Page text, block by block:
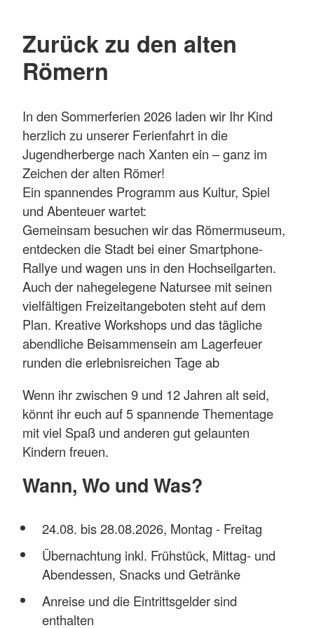
Zurück zu den alten
Römern
In den Sommerferien 2026 laden wir Ihr Kind
herzlich zu unserer Ferienfahrt in die
Jugendherberge nach Xanten ein – ganz im
Zeichen der alten Römer!
Ein spannendes Programm aus Kultur, Spiel
und Abenteuer wartet:
Gemeinsam besuchen wir das Römermuseum,
entdecken die Stadt bei einer Smartphone-
Rallye und wagen uns in den Hochseilgarten.
Auch der nahegelegene Natursee mit seinen
vielfältigen Freizeitangeboten steht auf dem
Plan. Kreative Workshops und das tägliche
abendliche Beisammensein am Lagerfeuer
runden die erlebnisreichen Tage ab
Wenn ihr zwischen 9 und 12 Jahren alt seid,
könnt ihr euch auf 5 spannende Thementage
mit viel Spaß und anderen gut gelaunten
Kindern freuen.
Wann, Wo und Was?
24.08. bis 28.08.2026, Montag - Freitag
Übernachtung inkl. Frühstück, Mittag- und
Abendessen, Snacks und Getränke
Anreise und die Eintrittsgelder sind
enthalten